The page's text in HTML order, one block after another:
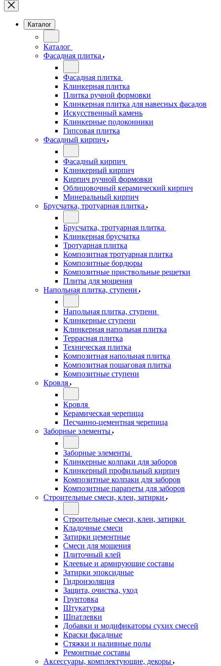
Каталог
Каталог
Фасадная плитка
Фасадная плитка
Клинкерная плитка
Плитка ручной формовки
Клинкерная плитка для навесных фасадов
Искусственный камень
Клинкерные подоконники
Гипсовая плитка
Фасадный кирпич
Фасадный кирпич
Клинкерный кирпич
Кирпич ручной формовки
Облицовочный керамический кирпич
Минеральный кирпич
Брусчатка, тротуарная плитка
Брусчатка, тротуарная плитка
Клинкерная брусчатка
Тротуарная плитка
Композитная тротуарная плитка
Композитные бордюры
Композитные приствольные решетки
Плиты для мощения
Напольная плитка, ступени
Напольная плитка, ступени
Клинкерные ступени
Клинкерная напольная плитка
Террасная плитка
Техническая плитка
Композитная напольная плитка
Композитная пошаговая плитка
Композитные ступени
Кровля
Кровля
Керамическая черепица
Песчанно-цементная черепица
Заборные элементы
Заборные элементы
Клинкерные колпаки для заборов
Клинкерный профильный кирпич
Композитные колпаки для заборов
Композитные парапеты для заборов
Строительные смеси, клеи, затирки
Строительные смеси, клеи, затирки
Кладочные смеси
Затирки цементные
Смеси для мощения
Плиточный клей
Клеевые и армирующие составы
Затирки эпоксидные
Гидроизоляция
Защита, очистка, уход
Грунтовка
Штукатурка
Шпатлевки
Добавки и модификаторы сухих смесей
Краски фасадные
Стяжки и наливные полы
Ремонтные составы
Аксессуары, комплектующие, декоры